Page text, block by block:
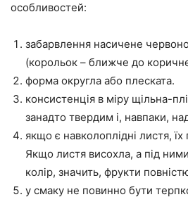
особливостей:
забарвлення насичене
(корольок – ближче до
форма округла або плеската.
консистенція в міру щільна-
занадто твердим і, навпаки,
якщо є навколоплідні листя, їх
Якщо листя висохла, а під
колір, значить, фрукти
у смаку не повинно бути